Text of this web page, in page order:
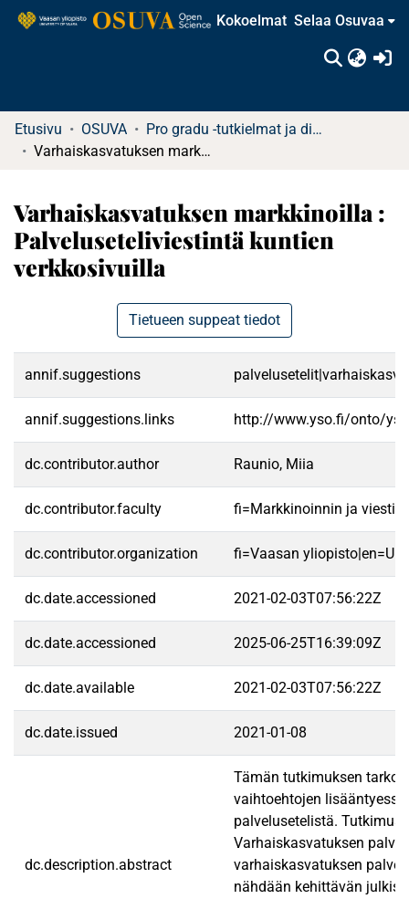
Kokoelmat Selaa Osuvaa
Etusivu OSUVA
Pro gradu -tutkielmat ja diplomityöt
Varhaiskasvatuksen markkinoilla : Palveluseteliviestintä kuntien verkkosivuilla
Varhaiskasvatuksen markkinoilla :
Palveluseteliviestintä kuntien
verkkosivuilla
Tietueen suppeat tiedot
annif.suggestions
annif.suggestions.links http://www.yso.fi/onto/
dc.contributor.author Raunio, Miia
dc.contributor.faculty fi=Markkinoinnin ja
dc.contributor.organization fi=Vaasan
dc.date.accessioned 2021-02-03T07:56:22Z
dc.date.accessioned 2025-06-25T16:39:09Z
dc.date.available 2021-02-03T07:56:22Z
dc.date.issued 2021-01-08
dc.description.abstract
Tämän tutkimuksen
vaihtoehtojen
palvelusetelistä.
Varhaiskasvatuksen
varhaiskasvatuksen
nähdään kehittävän